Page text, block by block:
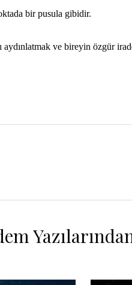
bir pusula gibidir.
ve bireyin özgür